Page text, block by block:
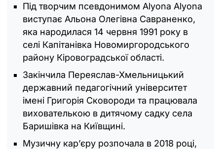
Під творчим псевдонимом Alyona Alyona
виступає Альона Олегівна Савраненко,
яка народилася 14 червня 1991 року в
селі Капітанівка Новомиргородського
району Кіровоградської області.
Закінчила Переяслав-Хмельницький
державний педагогічний університет
імені Григорія Сковороди та працювала
вихователькою в дитячому садку села
Баришівка на Київщині.
Музичну кар’єру розпочала в 2018 році,